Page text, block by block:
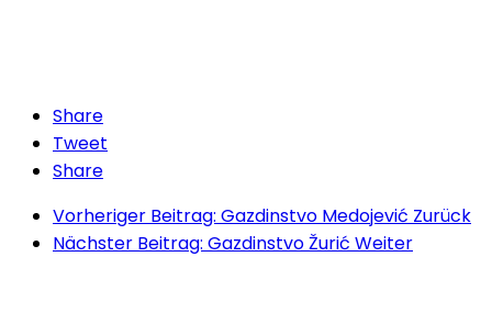
Share
Tweet
Share
Vorheriger Beitrag: Gazdinstvo Medojević Zurück
Nächster Beitrag: Gazdinstvo Žurić Weiter